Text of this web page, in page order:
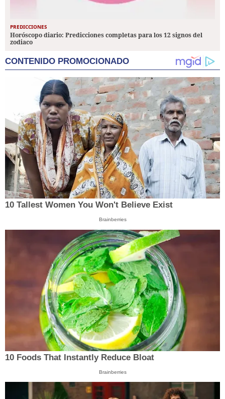
PREDICCIONES
Horóscopo diario: Predicciones completas para los 12 signos del
zodiaco
CONTENIDO PROMOCIONADO
10 Tallest Women You Won't Believe Exist
Brainberries
10 Foods That Instantly Reduce Bloat
Brainberries